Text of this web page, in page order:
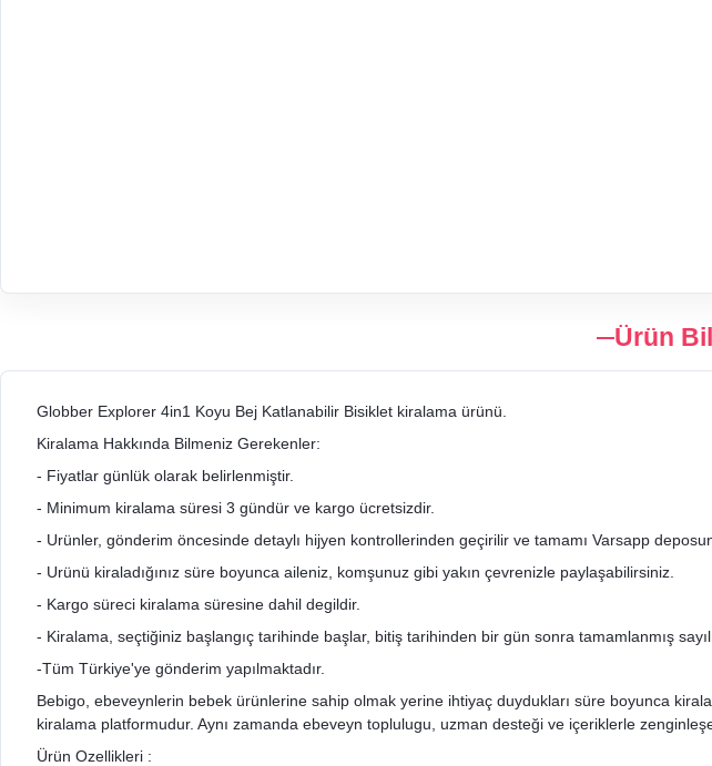
Ürün
Globber Explorer 4in1 Koyu Bej Katlanabilir Bisiklet kiralama ürünü.
Kiralama Hakkında Bilmeniz Gerekenler:
- Fiyatlar günlük olarak belirlenmiştir.
- Minimum kiralama süresi 3 gündür ve kargo ücretsizdir.
- Urünler, gönderim öncesinde detaylı hijyen kontrollerinden geçirilir ve tamamı Varsapp
- Urünü kiraladığınız süre boyunca aileniz, komşunuz gibi yakın çevrenizle paylaşabilirsiniz.
- Kargo süreci kiralama süresine dahil degildir.
- Kiralama, seçtiğiniz başlangıç tarihinde başlar, bitiş tarihinden bir gün sonra tamamlanmış
-Tüm Türkiye'ye gönderim yapılmaktadır.
Bebigo, ebeveynlerin bebek ürünlerine sahip olmak yerine ihtiyaç duydukları süre boyunca
kiralama platformudur. Aynı zamanda ebeveyn toplulugu, uzman desteği ve içeriklerle
Ürün Ozellikleri :